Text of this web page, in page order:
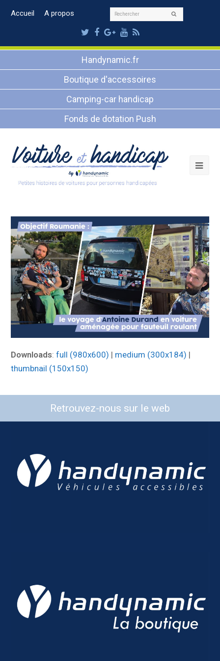
Accueil A propos Rechercher
Twitter
Facebook
Google
Plus
Youtube
RSS
Handynamic.fr
Boutique d'accessoires
Camping-car handicap
Fonds de dotation Push
Downloads:full (980x600) | medium (300x184) |
thumbnail (150x150)
Retrouvez-nous sur le web